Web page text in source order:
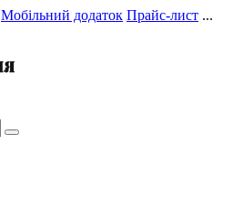
Мобільний додаток Прайс-лист ...